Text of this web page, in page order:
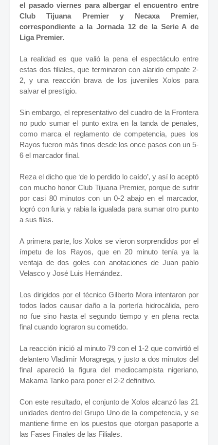
el pasado viernes para albergar el encuentro entre
Club Tijuana Premier y Necaxa Premier,
correspondiente a la Jornada 12 de la Serie A de
Liga Premier.
La realidad es que valió la pena el espectáculo entre
estas dos filiales, que terminaron con alarido empate 2-
2, y una reacción brava de los juveniles Xolos para
salvar el prestigio.
Sin embargo, el representativo del cuadro de la Frontera
no pudo sumar el punto extra en la tanda de penales,
como marca el reglamento de competencia, pues los
Rayos fueron más finos desde los once pasos con un 5-
6 el marcador final.
Reza el dicho que ‘de lo perdido lo caído’, y así lo aceptó
con mucho honor Club Tijuana Premier, porque de sufrir
por casi 80 minutos con un 0-2 abajo en el marcador,
logró con furia y rabia la igualada para sumar otro punto
a sus filas.
A primera parte, los Xolos se vieron sorprendidos por el
ímpetu de los Rayos, que en 20 minuto tenía ya la
ventaja de dos goles con anotaciones de Juan pablo
Velasco y José Luis Hernández.
Los dirigidos por el técnico Gilberto Mora intentaron por
todos lados causar daño a la portería hidrocálida, pero
no fue sino hasta el segundo tiempo y en plena recta
final cuando lograron su cometido.
La reacción inició al minuto 79 con el 1-2 que convirtió el
delantero Vladimir Moragrega, y justo a dos minutos del
final apareció la figura del mediocampista nigeriano,
Makama Tanko para poner el 2-2 definitivo.
Con este resultado, el conjunto de Xolos alcanzó las 21
unidades dentro del Grupo Uno de la competencia, y se
mantiene firme en los puestos que otorgan pasaporte a
las Fases Finales de las Filiales.